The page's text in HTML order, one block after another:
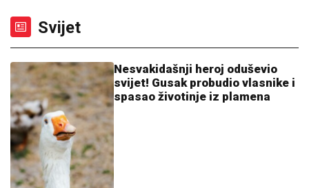
Svijet
Nesvakidašnji heroj oduševio
svijet! Gusak probudio vlasnike i
spasao životinje iz plamena